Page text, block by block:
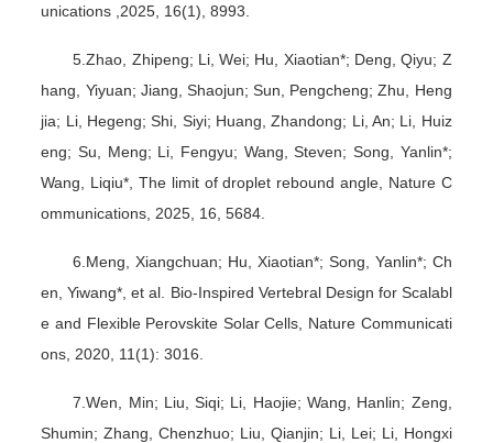
unications ,2025, 16(1), 8993.
5.Zhao, Zhipeng; Li, Wei; Hu, Xiaotian*; Deng, Qiyu; Z
hang, Yiyuan; Jiang, Shaojun; Sun, Pengcheng; Zhu, Heng
jia; Li, Hegeng; Shi, Siyi; Huang, Zhandong; Li, An; Li, Huiz
eng; Su, Meng; Li, Fengyu; Wang, Steven; Song, Yanlin*;
Wang, Liqiu*, The limit of droplet rebound angle, Nature C
ommunications, 2025, 16, 5684.
6.Meng, Xiangchuan; Hu, Xiaotian*; Song, Yanlin*; Ch
en, Yiwang*, et al. Bio-Inspired Vertebral Design for Scalabl
e and Flexible Perovskite Solar Cells, Nature Communicati
ons, 2020, 11(1): 3016.
7.Wen, Min; Liu, Siqi; Li, Haojie; Wang, Hanlin; Zeng,
Shumin; Zhang, Chenzhuo; Liu, Qianjin; Li, Lei; Li, Hongxi